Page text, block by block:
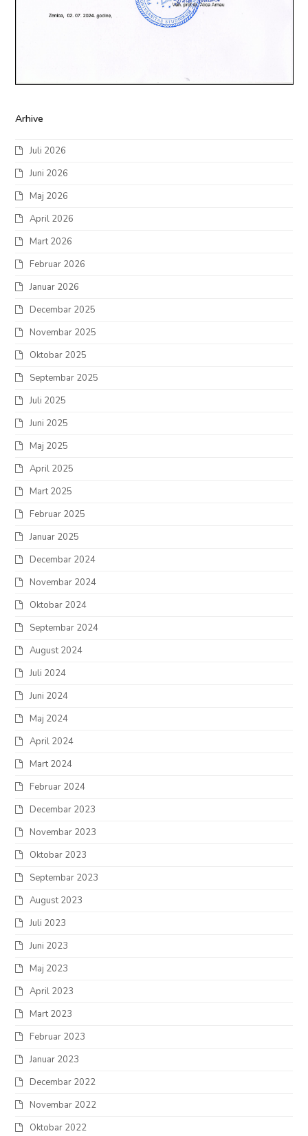
Arhive
Juli 2026
Juni 2026
Maj 2026
April 2026
Mart 2026
Februar 2026
Januar 2026
Decembar 2025
Novembar 2025
Oktobar 2025
Septembar 2025
Juli 2025
Juni 2025
Maj 2025
April 2025
Mart 2025
Februar 2025
Januar 2025
Decembar 2024
Novembar 2024
Oktobar 2024
Septembar 2024
August 2024
Juli 2024
Juni 2024
Maj 2024
April 2024
Mart 2024
Februar 2024
Decembar 2023
Novembar 2023
Oktobar 2023
Septembar 2023
August 2023
Juli 2023
Juni 2023
Maj 2023
April 2023
Mart 2023
Februar 2023
Januar 2023
Decembar 2022
Novembar 2022
Oktobar 2022